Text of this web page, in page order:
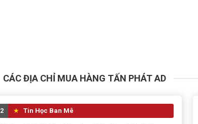
CÁC ĐỊA CHỈ MUA HÀNG TẤN PHÁT AD
2 Tin Học Ban Mê